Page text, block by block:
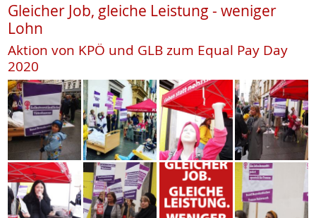
Gleicher Job, gleiche Leistung - weniger
Lohn
Aktion von KPÖ und GLB zum Equal Pay Day
2020